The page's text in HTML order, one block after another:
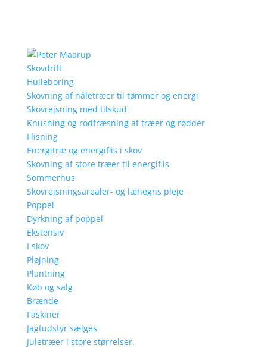
Skovdrift
Hulleboring
Skovning af nåletræer til tømmer og energi
Skovrejsning med tilskud
Knusning og rodfræsning af træer og rødder
Flisning
Energitræ og energiflis i skov
Skovning af store træer til energiflis
Sommerhus
Skovrejsningsarealer- og læhegns pleje
Poppel
Dyrkning af poppel
Ekstensiv
I skov
Pløjning
Plantning
Køb og salg
Brænde
Faskiner
Jagtudstyr sælges
Juletræer i store størrelser.